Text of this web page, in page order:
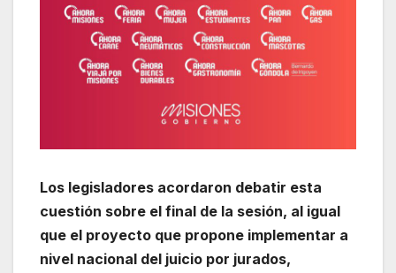
Los legisladores acordaron debatir esta
cuestión sobre el final de la sesión, al igual
que el proyecto que propone implementar a
nivel nacional del juicio por jurados,